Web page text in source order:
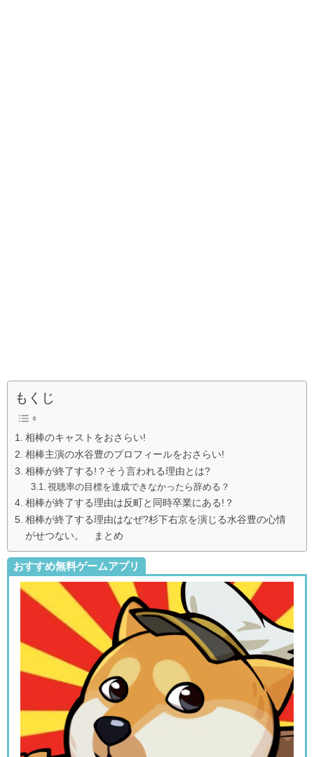
もくじ
相棒のキャストをおさらい!
相棒主演の水谷豊のプロフィールをおさらい!
相棒が終了する!？そう言われる理由とは?
視聴率の目標を達成できなかったら辞める？
相棒が終了する理由は反町と同時卒業にある!？
相棒が終了する理由はなぜ?杉下右京を演じる水谷豊の心情
がせつない。 まとめ
おすすめ無料ゲームアプリ